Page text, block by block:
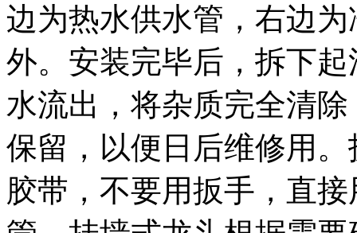
边为热水供水管，右边
外。安装完毕后，拆下
水流出，将杂质完全清
保留，以便日后维修用
胶带，不要用扳手，直